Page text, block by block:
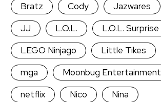
Bratz Cody
Jazwares
JJ
L.O.L.
L.O.L. Surprise
LEGO Ninjago
Little Tikes
mga
Moonbug Entertainment
netflix
Nico
Nina